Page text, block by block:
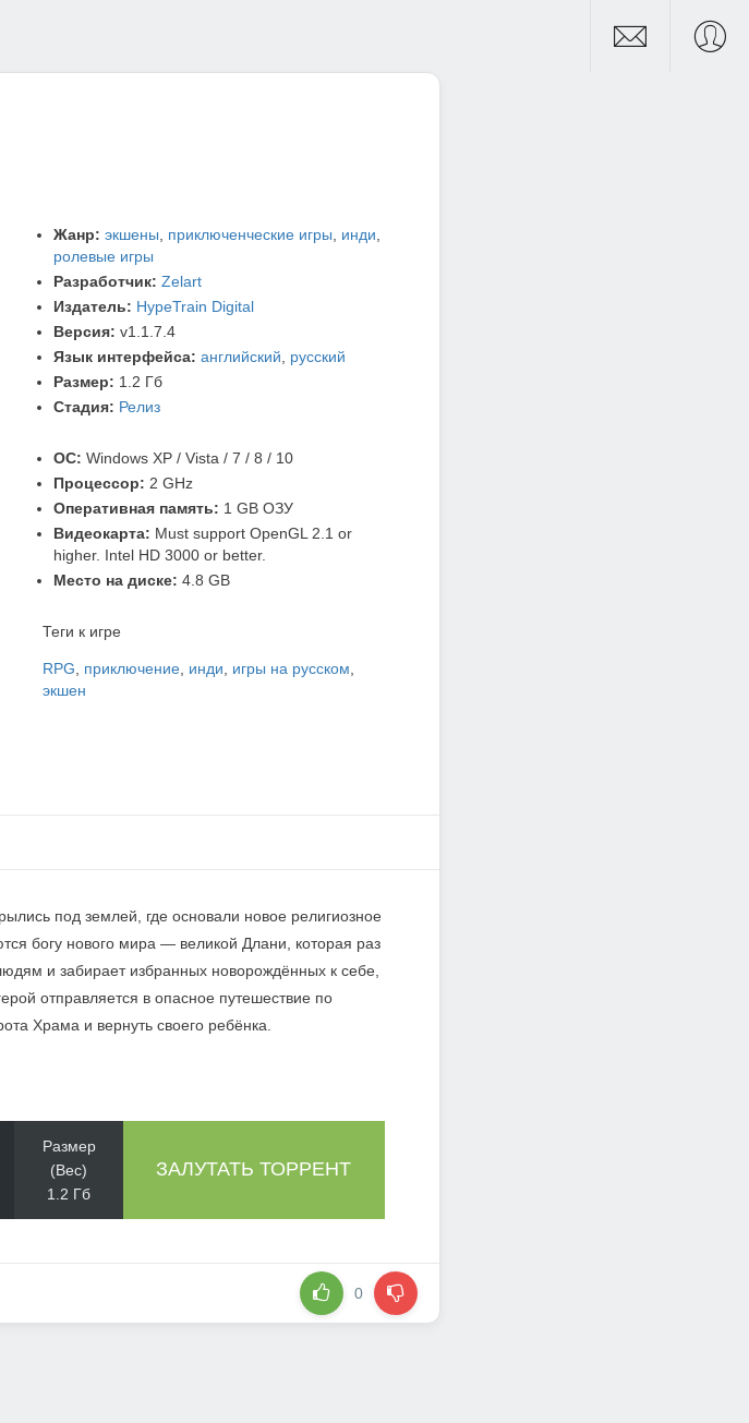
Жанр: экшены приключенческие игры инди
ролевые игры
Разработчик: Zelart
Издатель: HypeTrain Digital
Версия: v1.1.7.4
Язык интерфейса: английский
русский
Размер: 1.2 Гб
Стадия: Релиз
ОС: Windows XP / Vista / 7 / 8 / 10
Процессор: 2 GHz
Оперативная память: 1 GB ОЗУ
Видеокарта: Must support OpenGL 2.1 or
higher. Intel HD 3000 or better.
Место на диске: 4.8 GB
Теги к игре
RPG приключение, инди игры на русском
экшен
под землей, где основали новое религиозное
богу нового мира — великой Длани, которая раз
и забирает избранных новорождённых к себе,
отправляется в опасное путешествие по
Храма и вернуть своего ребёнка.
Размер
(Вес)
1.2 Гб
ЗАЛУТАТЬ ТОРРЕНТ
0